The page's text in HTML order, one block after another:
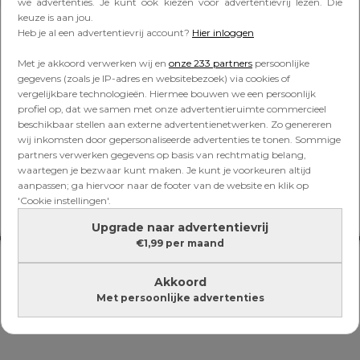
keuze is aan jou.
Heb je al een advertentievrij account? Hier inloggen
Met je akkoord verwerken wij en onze 233 partners persoonlijke
gegevens (zoals je IP-adres en websitebezoek) via cookies of
vergelijkbare technologieën. Hiermee bouwen we een persoonlijk
profiel op, dat we samen met onze advertentieruimte commercieel
beschikbaar stellen aan externe advertentienetwerken. Zo genereren
wij inkomsten door gepersonaliseerde advertenties te tonen. Sommige
partners verwerken gegevens op basis van rechtmatig belang,
waartegen je bezwaar kunt maken. Je kunt je voorkeuren altijd
aanpassen; ga hiervoor naar de footer van de website en klik op
'Cookie instellingen'.
Upgrade naar advertentievrij
€1,99 per maand
Akkoord
Met persoonlijke advertenties